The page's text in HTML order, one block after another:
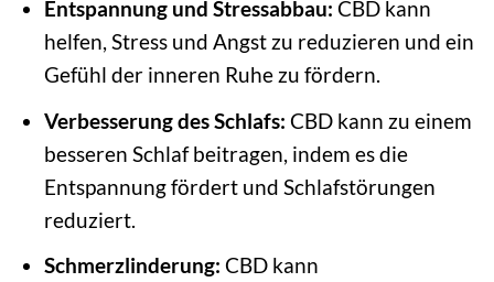
Entspannung und Stressabbau: CBD kann
helfen, Stress und Angst zu reduzieren und ein
Gefühl der inneren Ruhe zu fördern.
Verbesserung des Schlafs: CBD kann zu einem
besseren Schlaf beitragen, indem es die
Entspannung fördert und Schlafstörungen
reduziert.
Schmerzlinderung: CBD kann